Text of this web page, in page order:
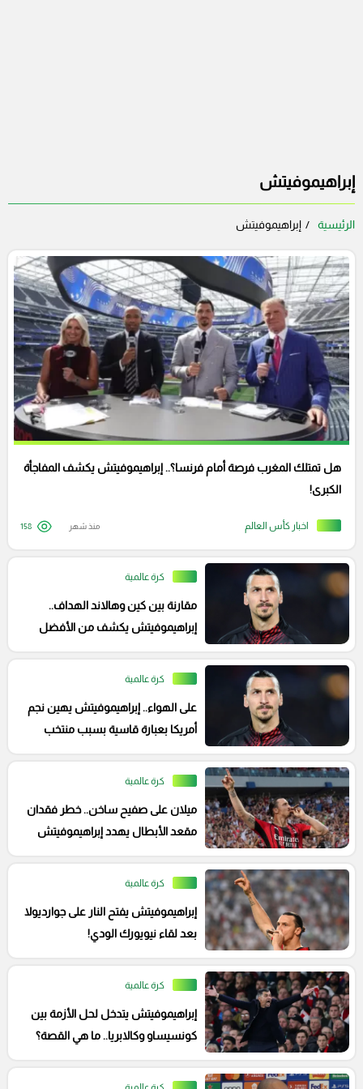
إبراهيموفيتش
الرئيسية إبراهيموفيتش
اخبار كأس العالم
هل تمتلك المغرب فرصة أمام فرنسا؟.. إبراهيموفيتش يكشف المفاجأة
الكبرى!
منذ شهر 158
كرة عالمية
مقارنة بين كين وهالاند الهداف..
إبراهيموفيتش يكشف من الأفضل
كرة عالمية
على الهواء.. إبراهيموفيتش يهين نجم
أمريكا بعبارة قاسية بسبب منتخب
كرة عالمية
ميلان على صفيح ساخن.. خطر فقدان
مقعد الأبطال يهدد إبراهيموفيتش
كرة عالمية
إبراهيموفيتش يفتح النار على جوارديولا
بعد لقاء نيويورك الودي!
كرة عالمية
إبراهيموفيتش يتدخل لحل الأزمة بين
كونسيساو وكالابريا.. ما هي القصة؟